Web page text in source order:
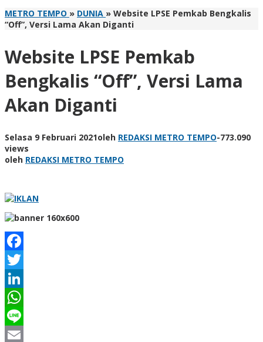
METRO TEMPO » DUNIA » Website LPSE Pemkab Bengkalis
“Off”, Versi Lama Akan Diganti
Website LPSE Pemkab
Bengkalis “Off”, Versi Lama
Akan Diganti
Selasa 9 Februari 2021oleh REDAKSI METRO TEMPO-773.090
views
oleh REDAKSI METRO TEMPO
Facebook
Twitter
LinkedIn
WhatsApp
Line